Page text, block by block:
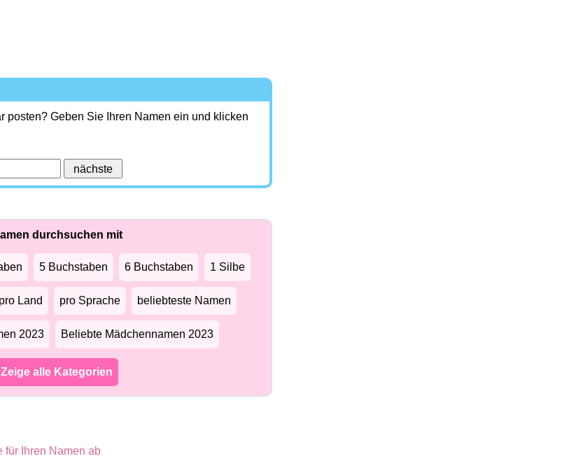
posten? Geben Sie Ihren Namen ein und klicken
durchsuchen mit
5 Buchstaben 6 Buchstaben 1 Silbe
pro Land pro Sprache beliebteste Namen
2023 Beliebte Mädchennamen 2023
Zeige alle Kategorien
für Ihren Namen ab